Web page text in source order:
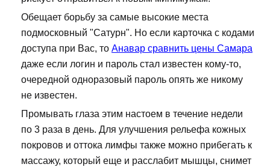
Обещает борьбу за самые высокие места
подмосковный "Сатурн". Но если карточка с кодами
доступа при Вас, то Анавар сравнить цены Самара
даже если логин и пароль стал известен кому-то,
очередной одноразовый пароль опять же никому
не известен.
Промывать глаза этим настоем в течение недели
по 3 раза в день. Для улучшения рельефа кожных
покровов и оттока лимфы также можно прибегать к
массажу, который еще и расслабит мышцы, снимет